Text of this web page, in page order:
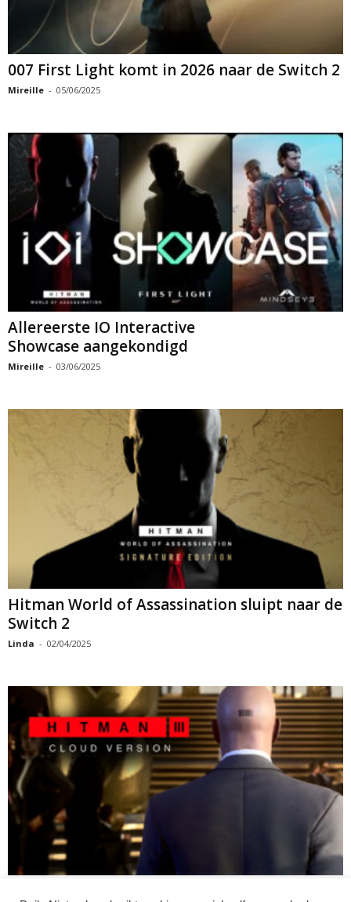
007 First Light komt in 2026 naar de Switch 2
Mireille - 05/06/2025
Allereerste IO Interactive
Showcase aangekondigd
Mireille - 03/06/2025
Hitman World of Assassination sluipt naar de
Switch 2
Linda - 02/04/2025